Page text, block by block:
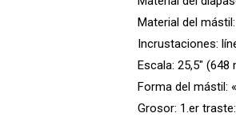
Material del
Incrustaciones:
Escala: 25,5″ (648
Forma del mástil:
Grosor: 1.er